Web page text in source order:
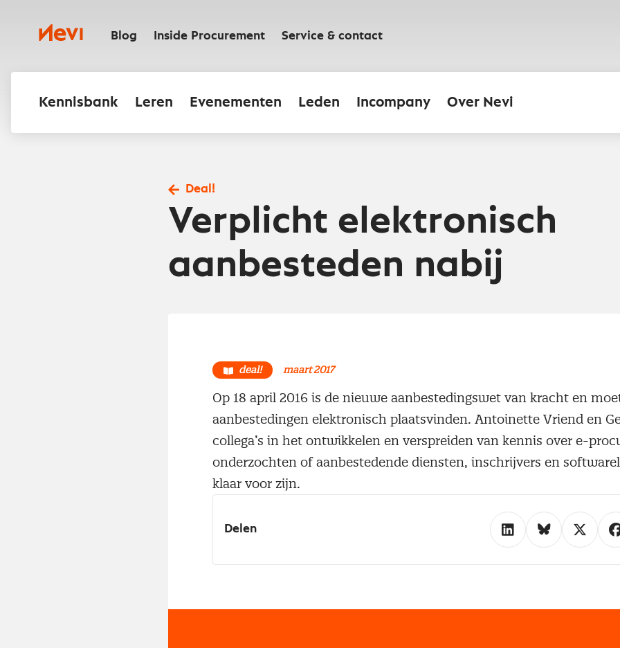
inhoudNevi Blog Inside Procurement Service & contact
Kennisbank Leren Evenementen Leden Incompany Over Nevi
Deal!
Verplicht elektronisch
aanbesteden nabij
deal! maart 2017
Op 18 april 2016 is de nieuwe aanbestedingswet van kracht en
aanbestedingen elektronisch plaatsvinden. Antoinette Vriend en
collega’s in het ontwikkelen en verspreiden van kennis over e-
onderzochten of aanbestedende diensten, inschrijvers en
klaar voor zijn.
Delen